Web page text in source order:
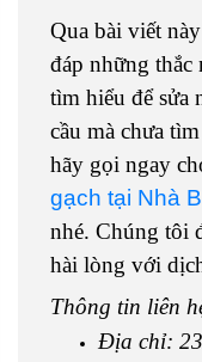
Qua bài viết
đáp những thắc
tìm hiểu để sửa
cầu mà chưa
hãy gọi ngay
gạch tại Nhà
nhé. Chúng tôi
hài lòng với
Thông tin liên
Địa chỉ: